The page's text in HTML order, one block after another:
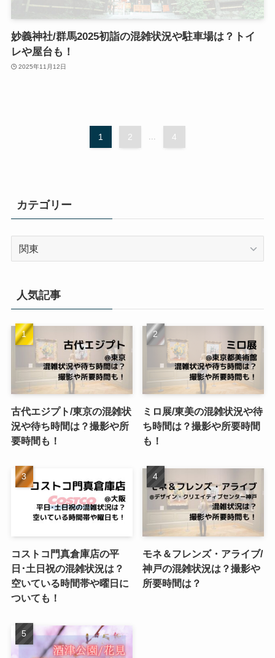
妙義神社/群馬2025初詣の混雑状況や駐車場は？トイ
レや屋台も！
2025年11月12日
1 2 4
カテゴリー
カ
ー
人気記事
古代エジプト/東京の混雑状
況や待ち時間は？撮影や所
要時間も！
ミロ展/東美の混雑状況や待
ち時間は？撮影や所要時間
も！
コストコ門真倉庫店の平
日･土日祝の混雑状況は？
空いている時間帯や曜日に
ついても！
モネ＆フレンズ・アライブ/
神戸の混雑状況は？撮影や
所要時間は？